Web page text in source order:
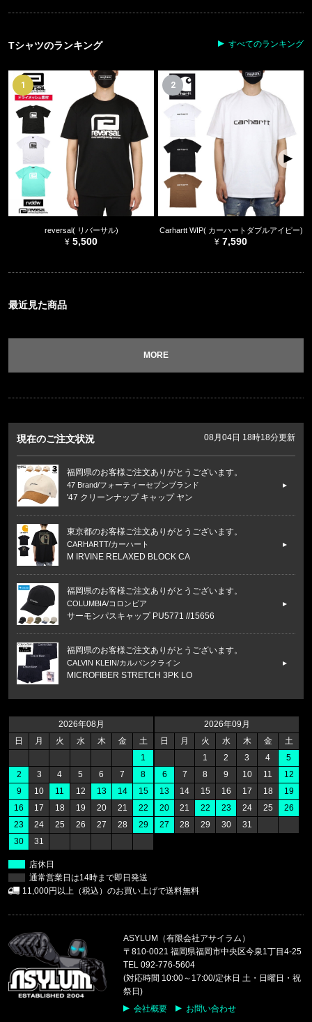
Tシャツのランキング すべてのランキング
1
reversal( リバーサル)
5,500
2
Carhartt WIP( カーハートダブルアイピー)
7,590
最近見た商品
MORE
ASYLUM（有限会社アサイラム）
〒810-0021 福岡県福岡市中央区今泉1丁目4-25
TEL 092-776-5604
(対応時間 10:00～17:00/定休日 土・日曜日・祝
祭日)
会社概要
お問い合わせ
2026年08月
日
月 火 水 木 金
土
1
2
3 4 5 6 7
8
9
10 11 12 13 14
15
16
17 18 19 20 21
22
23
24 25 26 27 28
29
30
31
2026年09月
日
月 火 水 木 金
土
1
2 3 4
5
6
7 8 9 10 11
12
13
14 15 16 17 18
19
20
21 22 23 24 25
26
27
28 29 30 31
店休日
通常営業日は14時まで即日発送
11,000円以上（税込）のお買い上げで送料無料
現在のご注文状況 08月04日 18時18分更新
福岡県のお客様ご注文ありがとうございます。
47 Brand/フォーティーセブンブランド
'47 クリーンナップ キャップ ヤン
東京都のお客様ご注文ありがとうございます。
CARHARTT/カーハート
M IRVINE RELAXED BLOCK CA
福岡県のお客様ご注文ありがとうございます。
COLUMBIA/コロンビア
サーモンパスキャップ PU5771 //15656
福岡県のお客様ご注文ありがとうございます。
CALVIN KLEIN/カルバンクライン
MICROFIBER STRETCH 3PK LO
47 Brand/フォーティーセブンブランド
'47 クリーンナップ キャップ ヤンキ
福岡県のお客様ご注文ありがとうございます。
THE NORTH FACE/ノースフェイス
M CAMPING RELAXED SHORT S
福岡県のお客様ご注文ありがとうございます。
福岡県のお客様ご注文ありがとうございます。
BIG MARK COTTON TEE rvbs0
福岡県のお客様ご注文ありがとうございます。
47 Brand/フォーティーセブンブランド
ヤンキース キャップ '47 MVP ホ
東京都のお客様ご注文ありがとうございます。